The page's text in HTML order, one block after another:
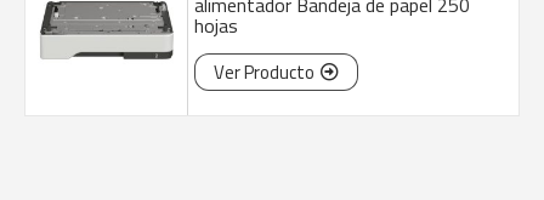
hojas
Ver Producto